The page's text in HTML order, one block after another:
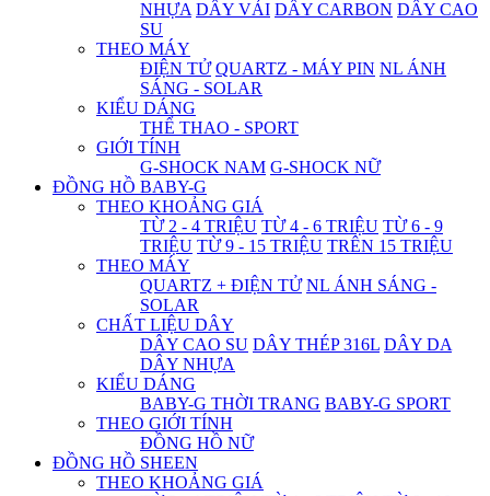
NHỰA DÂY VẢI DÂY CARBON DÂY CAO
SU
THEO MÁY
ĐIỆN TỬ QUARTZ - MÁY PIN NL ÁNH
SÁNG - SOLAR
KIỂU DÁNG
THỂ THAO - SPORT
GIỚI TÍNH
G-SHOCK NAM G-SHOCK NỮ
ĐỒNG HỒ BABY-G
THEO KHOẢNG GIÁ
TỪ 2 - 4 TRIỆU TỪ 4 - 6 TRIỆU TỪ 6 - 9
TRIỆU TỪ 9 - 15 TRIỆU TRÊN 15 TRIỆU
THEO MÁY
QUARTZ + ĐIỆN TỬ NL ÁNH SÁNG -
SOLAR
CHẤT LIỆU DÂY
DÂY CAO SU DÂY THÉP 316L DÂY DA
DÂY NHỰA
KIỂU DÁNG
BABY-G THỜI TRANG BABY-G SPORT
THEO GIỚI TÍNH
ĐỒNG HỒ NỮ
ĐỒNG HỒ SHEEN
THEO KHOẢNG GIÁ